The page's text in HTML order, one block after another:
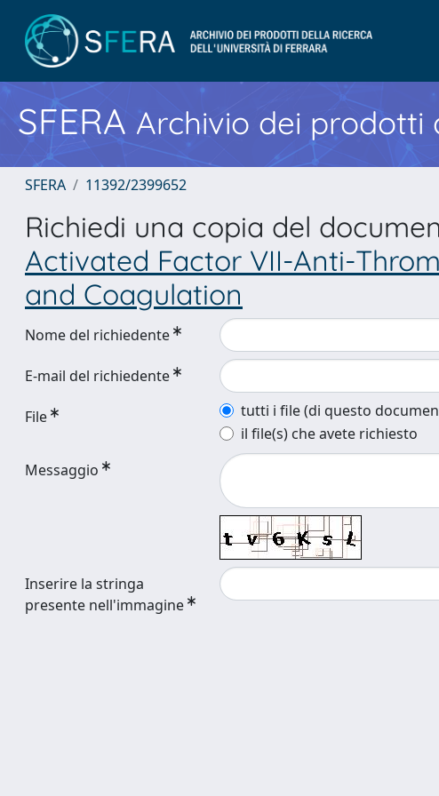
SFERA Archivio dei prodotti
SFERA 11392/2399652
Richiedi una copia del
Activated Factor VII-Anti-
and Coagulation
Nome del richiedente
E-mail del richiedente
File
tutti i file (di questo
il file(s) che avete richiesto
Messaggio
Inserire la stringa
presente nell'immagine